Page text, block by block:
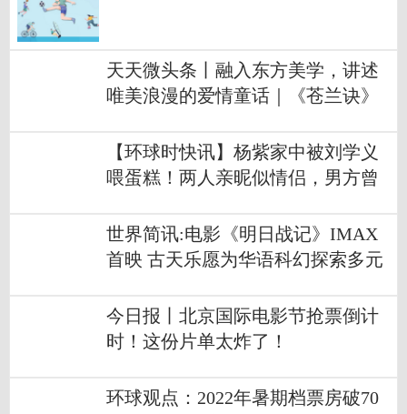
天天微头条丨融入东方美学，讲述
唯美浪漫的爱情童话｜《苍兰诀》
【环球时快讯】杨紫家中被刘学义
喂蛋糕！两人亲昵似情侣，男方曾
世界简讯:电影《明日战记》IMAX
首映 古天乐愿为华语科幻探索多元
今日报丨北京国际电影节抢票倒计
时！这份片单太炸了！
环球观点：2022年暑期档票房破70